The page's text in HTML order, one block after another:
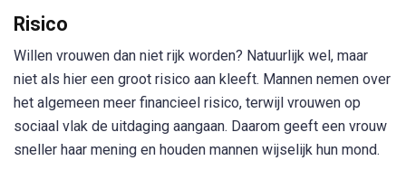
Risico
Willen vrouwen dan niet rijk worden? Natuurlijk wel, maar
niet als hier een groot risico aan kleeft. Mannen nemen over
het algemeen meer financieel risico, terwijl vrouwen op
sociaal vlak de uitdaging aangaan. Daarom geeft een vrouw
sneller haar mening en houden mannen wijselijk hun mond.